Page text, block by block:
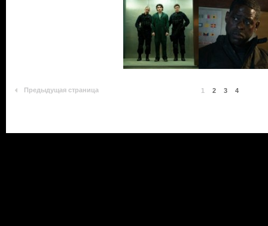
Предыдущая страница 1 2 3 4